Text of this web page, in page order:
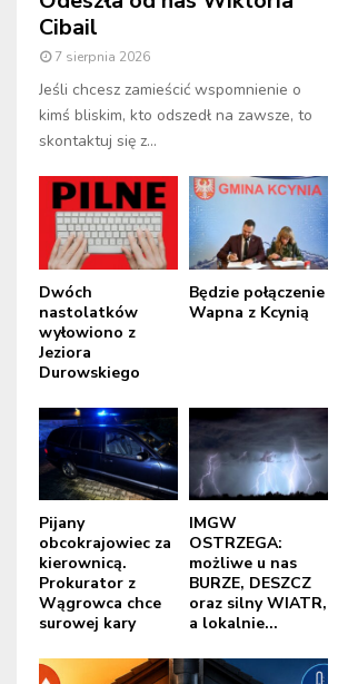
Cibail
7 sierpnia 2026
Jeśli chcesz zamieścić wspomnienie o
kimś bliskim, kto odszedł na zawsze, to
skontaktuj się z...
Dwóch
nastolatków
wyłowiono z
Jeziora
Durowskiego
Będzie połączenie
Wapna z Kcynią
Pijany
obcokrajowiec za
kierownicą.
Prokurator z
Wągrowca chce
surowej kary
IMGW
OSTRZEGA:
możliwe u nas
BURZE, DESZCZ
oraz silny WIATR,
a lokalnie...